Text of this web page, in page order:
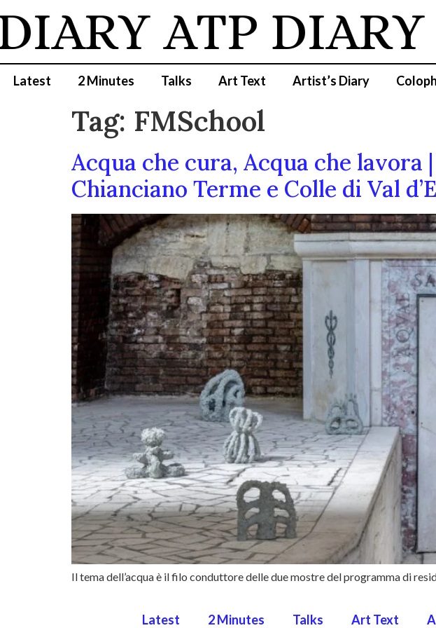
ATP DIARY
Latest 2 Minutes Talks Art Text Artist’s Diary
Tag: FMSchool
Acqua che cura, Acqua che lavora
Chianciano Terme e Colle di Val
Il tema dell’acqua è il filo conduttore delle due mostre del programma di
Latest 2 Minutes Talks Art Text